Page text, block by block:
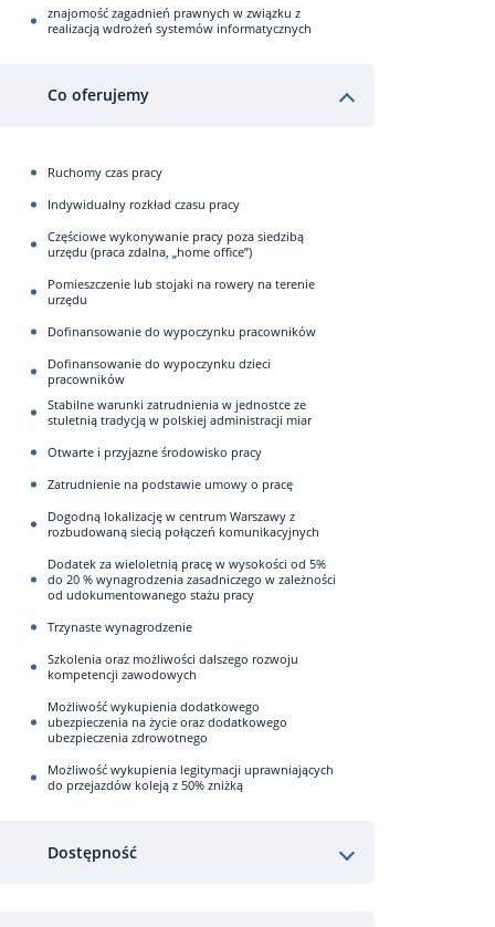
znajomość zagadnień prawnych w związku z
realizacją wdrożeń systemów informatycznych
Co oferujemy
Ruchomy czas pracy
Indywidualny rozkład czasu pracy
Częściowe wykonywanie pracy poza siedzibą
urzędu (praca zdalna, „home office”)
Pomieszczenie lub stojaki na rowery na terenie
urzędu
Dofinansowanie do wypoczynku pracowników
Dofinansowanie do wypoczynku dzieci
pracowników
Stabilne warunki zatrudnienia w jednostce ze
stuletnią tradycją w polskiej administracji miar
Otwarte i przyjazne środowisko pracy
Zatrudnienie na podstawie umowy o pracę
Dogodną lokalizację w centrum Warszawy z
rozbudowaną siecią połączeń komunikacyjnych
Dodatek za wieloletnią pracę w wysokości od 5%
do 20 % wynagrodzenia zasadniczego w zależności
od udokumentowanego stażu pracy
Trzynaste wynagrodzenie
Szkolenia oraz możliwości dalszego rozwoju
kompetencji zawodowych
Możliwość wykupienia dodatkowego
ubezpieczenia na życie oraz dodatkowego
ubezpieczenia zdrowotnego
Możliwość wykupienia legitymacji uprawniających
do przejazdów koleją z 50% zniżką
Dostępność